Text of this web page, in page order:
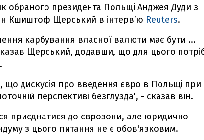
обраного президента Польщі Анджея Дуди з
Кшиштоф Щерський в інтерв’ю Reuters.
карбування власної валюти має бути ...
Щерський, додавши, що для цього
що дискусія про введення євро в Польщі при
перспективі безглузда", - сказав він.
приєднатися до єврозони, але юридично
з цього питання не є обов'язковим.